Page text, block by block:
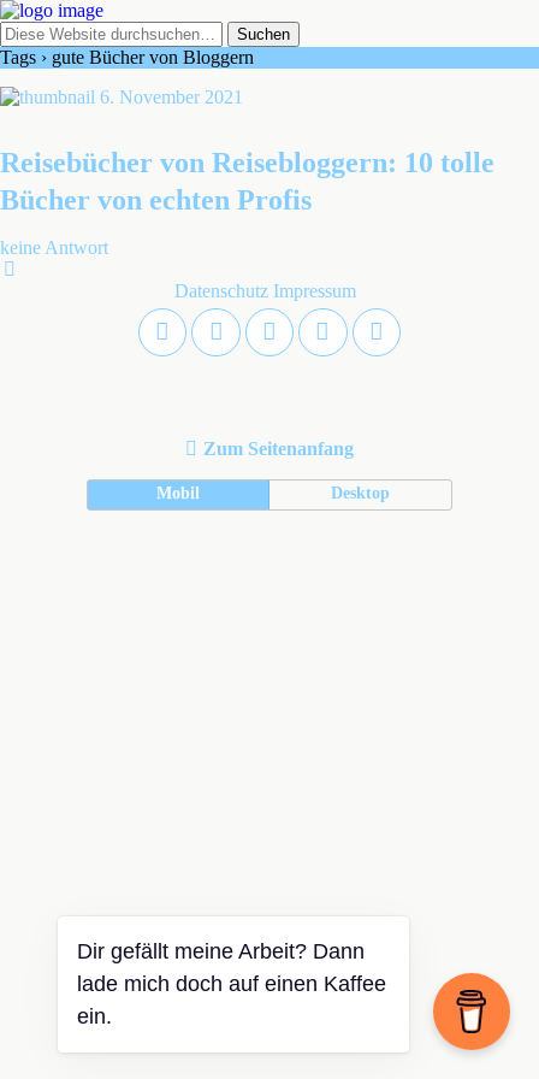
Tags › gute Bücher von Bloggern
6. November 2021
Reisebücher von Reisebloggern: 10 tolle
Bücher von echten Profis
keine Antwort
Datenschutz Impressum
Zum Seitenanfang
Mobil Desktop
Dir gefällt meine Arbeit? Dann
lade mich doch auf einen Kaffee
ein.